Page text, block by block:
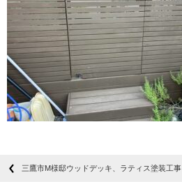
三鷹市М様邸ウッドデッキ、ラティス塗装工事